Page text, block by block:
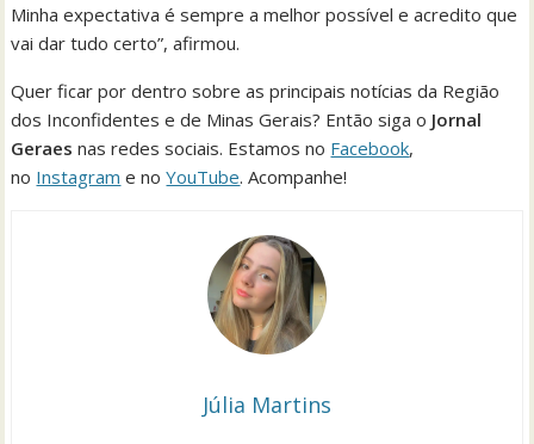
Minha expectativa é sempre a melhor possível e acredito que
vai dar tudo certo”, afirmou.
Quer ficar por dentro sobre as principais notícias da Região
dos Inconfidentes e de Minas Gerais? Então siga o Jornal
Geraesnas redes sociais. Estamos no Facebook,
no Instagram e noYouTube. Acompanhe!
Júlia Martins